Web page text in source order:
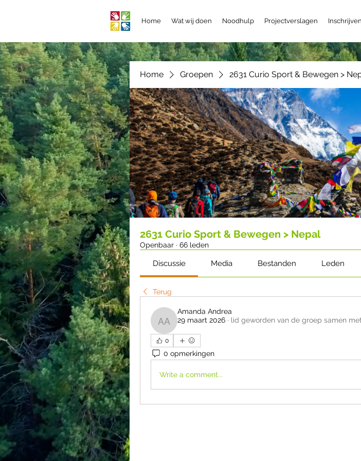
Home Wat wij doen Noodhulp Projectverslagen Inschrijven
Home Groepen 2631 Curio Sport & Bewegen >
2631 Curio Sport & Bewegen > Nepal
Openbaar · 66 leden
Discussie Media Bestanden Leden
Terug
Amanda Andrea
Amanda Andrea
29 maart 2026 · lid geworden van de groep samen met
0
0 opmerkingen
Write a comment...